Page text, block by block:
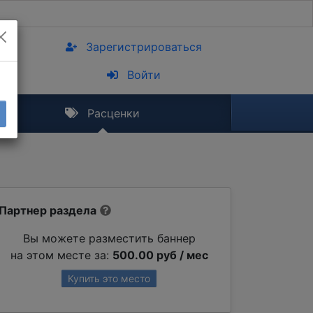
Зарегистрироваться
Войти
Расценки
Партнер раздела
Вы можете разместить баннер
на этом месте за: 500.00 руб / мес
Купить это место